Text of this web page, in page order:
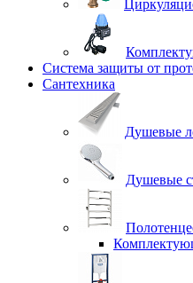
Система защиты от
Сантехника
Душевые
Душевые